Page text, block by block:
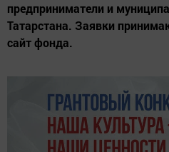
предприниматели и
Татарстана. Заявки
сайт фонда.